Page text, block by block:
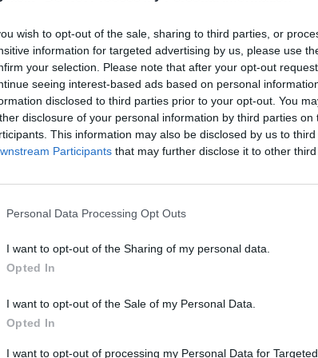
wish to opt-out of the sale, sharing to third parties, or
information for targeted advertising by us, please use
your selection. Please note that after your opt-out
seeing interest-based ads based on personal
disclosed to third parties prior to your opt-out. You
disclosure of your personal information by third parties on
This information may also be disclosed by us to
Participants that may further disclose it to other third
Personal Data Processing Opt Outs
I want to opt-out of the Sharing of my personal data.
Opted In
I want to opt-out of the Sale of my Personal Data.
Opted In
I want to opt-out of processing my Personal Data for Targeted
dienraštis „Welt am Sonntag“. Gegužę
išvesti 5 tūkst. karių.
NATO (Šiaurės Atlanto Sutarties Organizacija)
tik Lrytas.TV
00:02:24
už
bangos